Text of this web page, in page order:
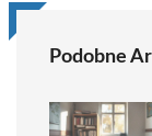
Podobne